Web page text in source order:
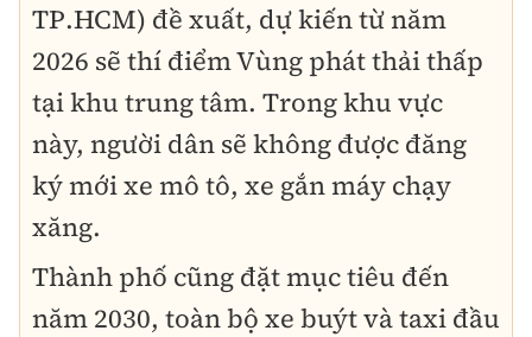
TP.HCM) đề xuất, dự kiến từ năm
2026 sẽ thí điểm Vùng phát thải thấp
tại khu trung tâm. Trong khu vực
này, người dân sẽ không được đăng
ký mới xe mô tô, xe gắn máy chạy
xăng.
Thành phố cũng đặt mục tiêu đến
năm 2030, toàn bộ xe buýt và taxi đầu